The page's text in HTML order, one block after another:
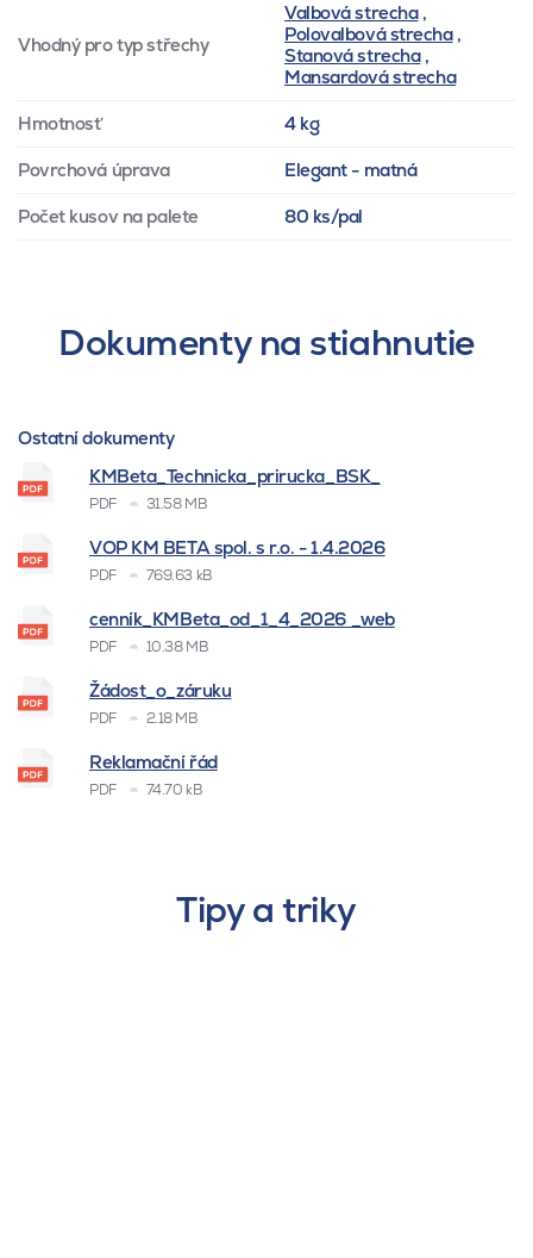
Vhodný pro typ střechy
Valbová strecha,
Polovalbová strecha,
Stanová strecha,
Mansardová strecha
Hmotnosť 4 kg
Povrchová úprava Elegant - matná
Počet kusov na palete 80 ks/pal
Dokumenty na stiahnutie
Ostatní dokumenty
KMBeta_Technicka_prirucka_BSK_
PDF 31.58 MB
VOP KM BETA spol. s r.o. - 1.4.2026
PDF 769.63 kB
cenník_KMBeta_od_1_4_2026 _web
PDF 10.38 MB
Žádost_o_záruku
PDF 2.18 MB
Reklamační řád
PDF 74.70 kB
Tipy a triky